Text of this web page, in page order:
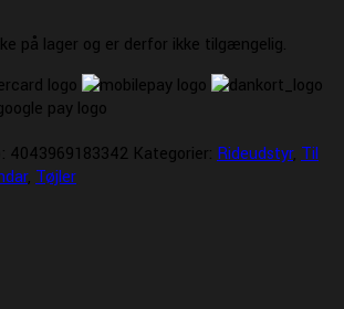
på lager og er derfor ikke tilgængelig.
4043969183342 Kategorier: Rideudstyr, Til
, Tøjler